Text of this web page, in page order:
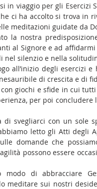
in viaggio per gli Esercizi
ci ha accolto si trova in
meditazioni guidate da
la nostra
al Signore e ad affidarmi
nel silenzio e nella
all’inizio degli esercizi
di crescita e di
giochi e sfide in cui
per poi concludere
di svegliarci con un sole
letto gli Atti degli
domande che
possono essere
modo di abbracciare
meditare sui nostri